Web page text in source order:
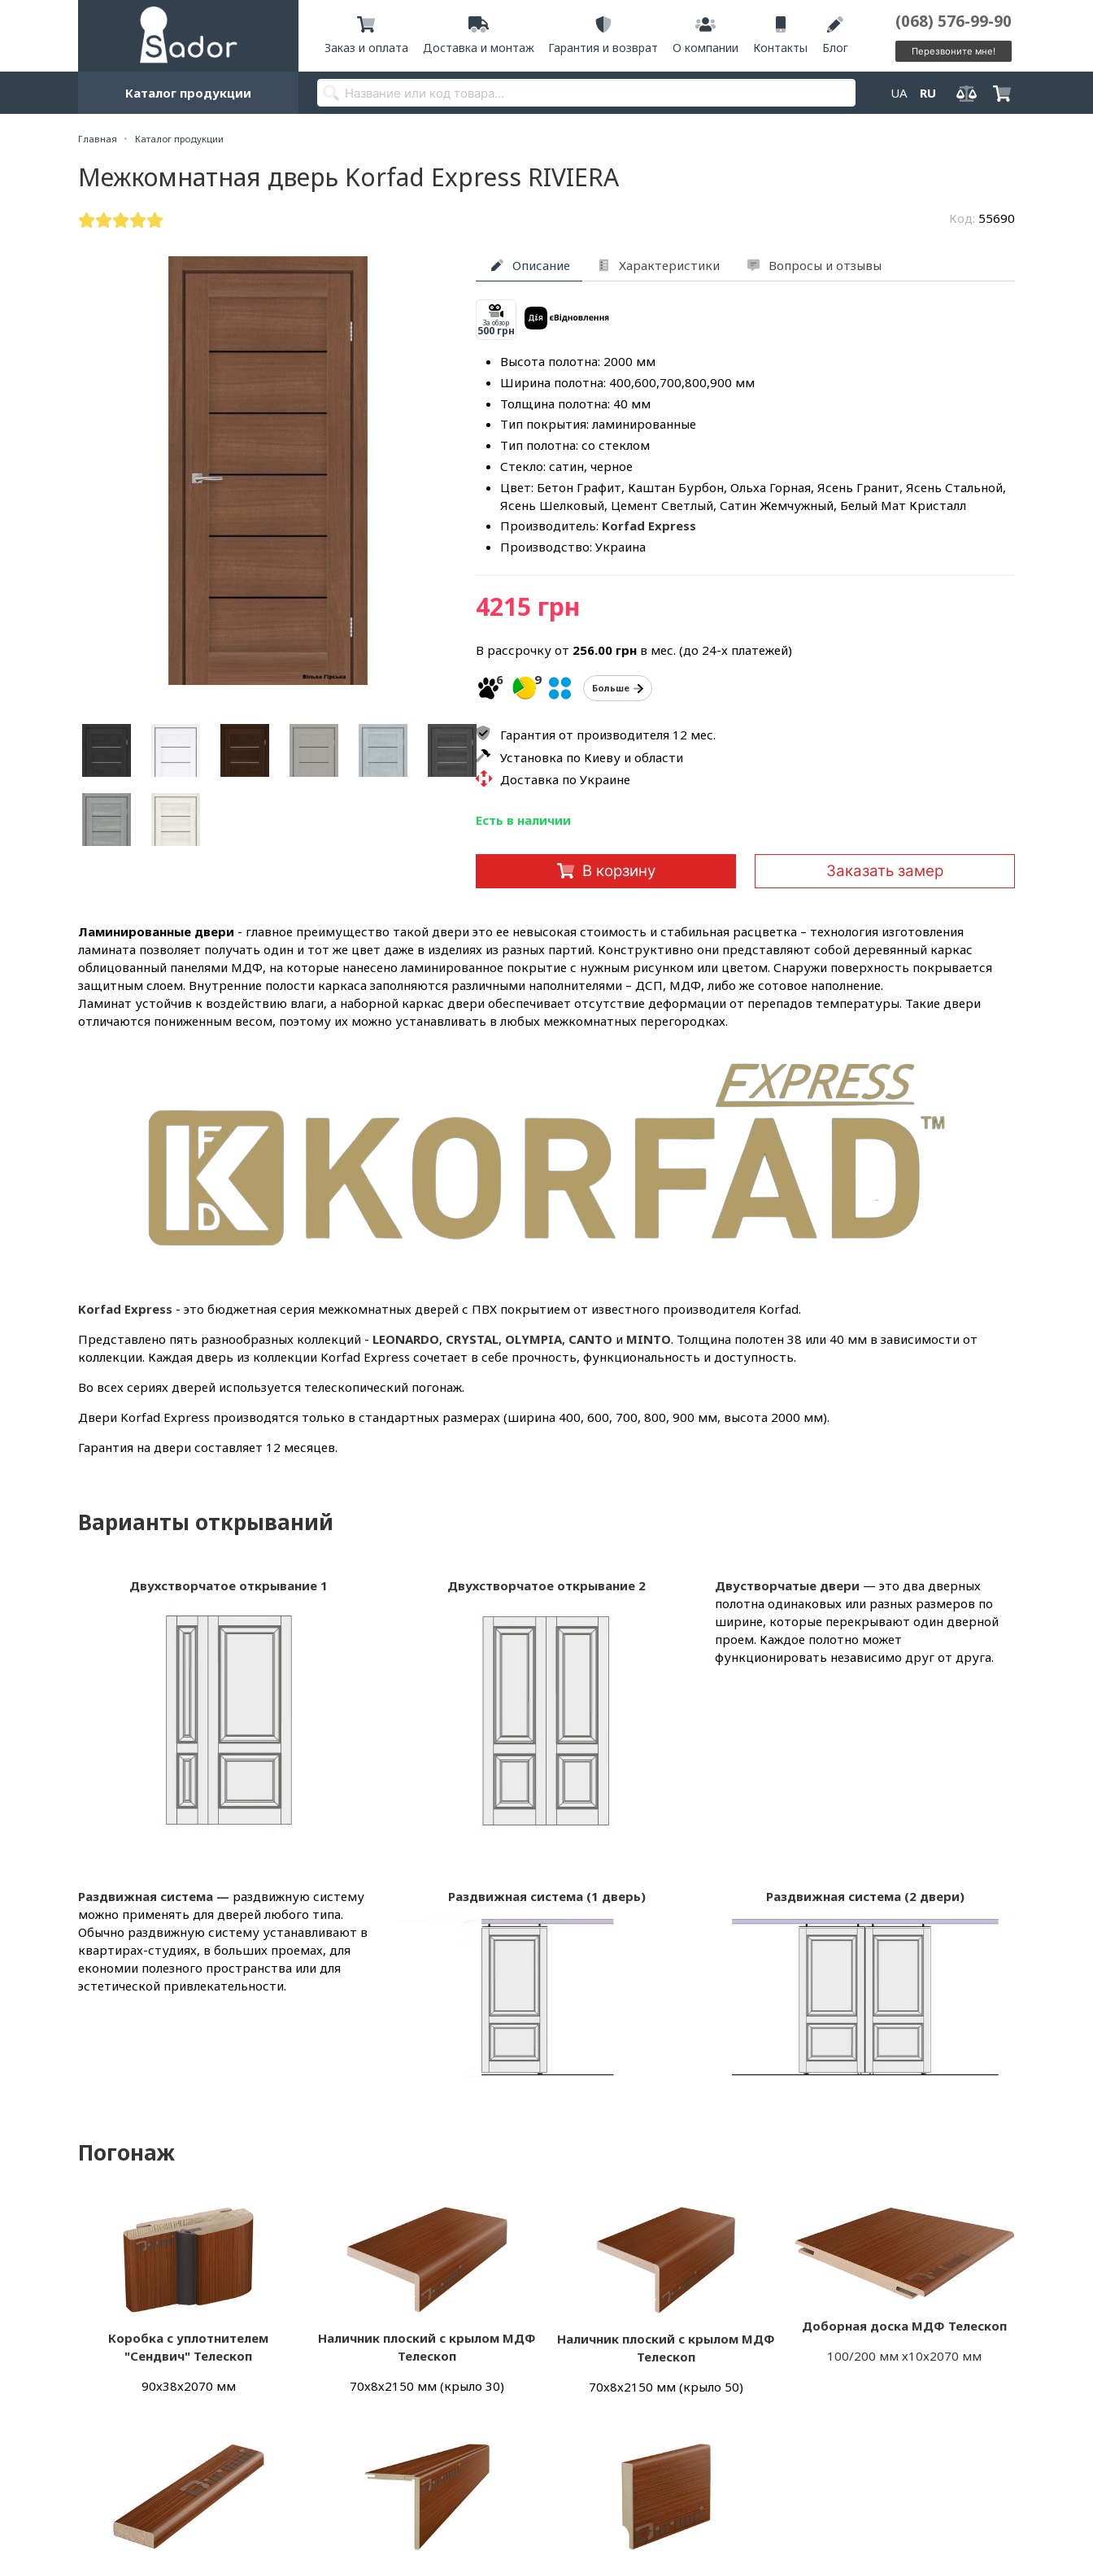
Заказ и оплата Доставка и монтаж Гарантия и возврат О компании Контакты Блог
(068) 576-99-90
Перезвоните мне!
Каталог продукции UA RU
Главная Каталог продукции
Межкомнатная дверь Korfad Express RIVIERA
Код: 55690
Описание Характеристики Вопросы и отзывы
За обзор
500 грн
Высота полотна: 2000 мм
Ширина полотна: 400,600,700,800,900 мм
Толщина полотна: 40 мм
Тип покрытия: ламинированные
Тип полотна: со стеклом
Стекло: сатин, черное
Цвет: Бетон Графит, Каштан Бурбон, Ольха Горная, Ясень Гранит, Ясень Стальной,
Ясень Шелковый, Цемент Светлый, Сатин Жемчужный, Белый Мат Кристалл
Производитель: Korfad Express
Производство: Украина
4215 грн
В рассрочку от 256.00 грн в мес. (до 24-х платежей)
6
9
Больше
Гарантия от производителя 12 мес.
Установка по Киеву и области
Доставка по Украине
Есть в наличии
В корзину Заказать замер
Ламинированные двери - главное преимущество такой двери это ее невысокая стоимость и стабильная расцветка – технология изготовления
ламината позволяет получать один и тот же цвет даже в изделиях из разных партий. Конструктивно они представляют собой деревянный каркас
облицованный панелями МДФ, на которые нанесено ламинированное покрытие с нужным рисунком или цветом. Снаружи поверхность покрывается
защитным слоем. Внутренние полости каркаса заполняются различными наполнителями – ДСП, МДФ, либо же сотовое наполнение.
Ламинат устойчив к воздействию влаги, а наборной каркас двери обеспечивает отсутствие деформации от перепадов температуры. Такие двери
отличаются пониженным весом, поэтому их можно устанавливать в любых межкомнатных перегородках.
Korfad Express - это бюджетная серия межкомнатных дверей с ПВХ покрытием от известного производителя Korfad.
Представлено пять разнообразных коллекций - LEONARDO, CRYSTAL, OLYMPIA, CANTO и MINTO. Толщина полотен 38 или 40 мм в зависимости от
коллекции. Каждая дверь из коллекции Korfad Express сочетает в себе прочность, функциональность и доступность.
Во всех сериях дверей используется телескопический погонаж.
Двери Korfad Express производятся только в стандартных размерах (ширина 400, 600, 700, 800, 900 мм, высота 2000 мм).
Гарантия на двери составляет 12 месяцев.
Варианты открываний
Двухстворчатое открывание 1 Двухстворчатое открывание 2 Двустворчатые двери — это два дверных
полотна одинаковых или разных размеров по
ширине, которые перекрывают один дверной
проем. Каждое полотно может
функционировать независимо друг от друга.
Раздвижная система — раздвижную систему
можно применять для дверей любого типа.
Обычно раздвижную систему устанавливают в
квартирах-студиях, в больших проемах, для
економии полезного пространства или для
эстетической привлекательности.
Раздвижная система (1 дверь) Раздвижная система (2 двери)
Погонаж
Коробка с уплотнителем
"Сендвич" Телескоп
90х38х2070 мм
Наличник плоский с крылом МДФ
Телескоп
70х8х2150 мм (крыло 30)
Наличник плоский с крылом МДФ
Телескоп
70х8х2150 мм (крыло 50)
Доборная доска МДФ Телескоп
100/200 мм х10х2070 мм